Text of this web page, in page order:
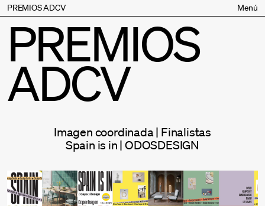
PREMIOS ADCV
Bases
Jurado
Inscripción
Palmarés
Premios especiales
Supporters
Contacto
Menú
PREMIOS
ADCV
Imagen coordinada | Finalistas
Spain is in | ODOSDESIGN